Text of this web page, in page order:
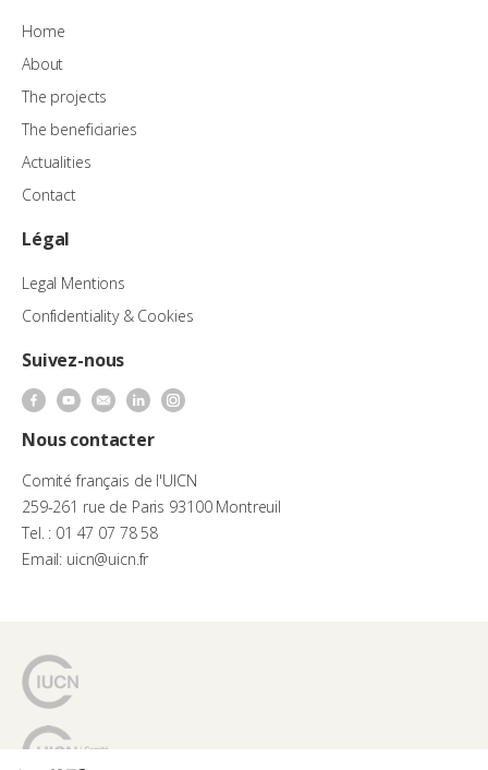
Home
About
The projects
The beneficiaries
Actualities
Contact
Légal
Legal Mentions
Confidentiality & Cookies
Suivez-nous
Nous contacter
Comité français de l'UICN
259-261 rue de Paris 93100 Montreuil
Tel. : 01 47 07 78 58
Email: uicn@uicn.fr